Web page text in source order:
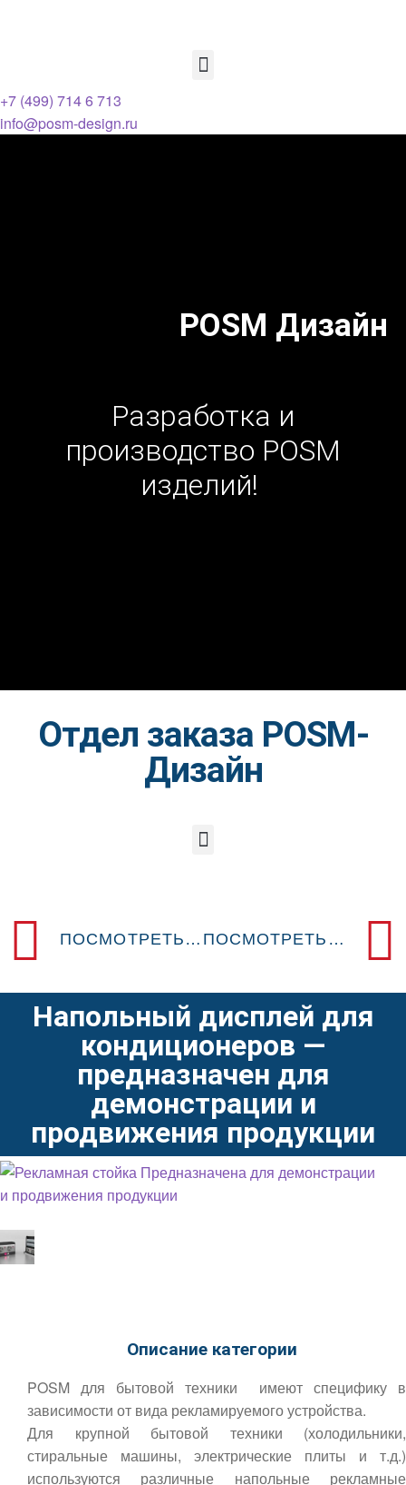
+7 (499) 714 6 713
info@posm-design.ru
POSM Дизайн
Разработка и
производство POSM
изделий!
Отдел заказа POSM-
Дизайн
ПОСМОТРЕТЬ ПРЕДЫДУЩИЙ POSM-ДИЗАЙН ПОСМОТРЕТЬ СЛЕДУЮЩИЙ POSM-ДИЗАЙН
Напольный дисплей для
кондиционеров —
предназначен для
демонстрации и
продвижения продукции
Описание категории
POSM для бытовой техники имеют специфику в
зависимости от вида рекламируемого устройства.
Для крупной бытовой техники (холодильники,
стиральные машины, электрические плиты и т.д.)
используются различные напольные рекламные